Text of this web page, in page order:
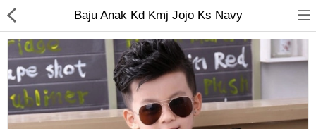
Jam Tangan
Baju Anak Kd Kmj Jojo Ks Navy